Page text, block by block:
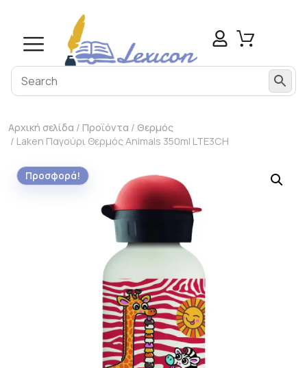
Αρχική σελίδα / Προϊόντα / Θερμός
/ Laken Παγούρι Θερμός Animals 350ml LTE3CH
Προσφορά!